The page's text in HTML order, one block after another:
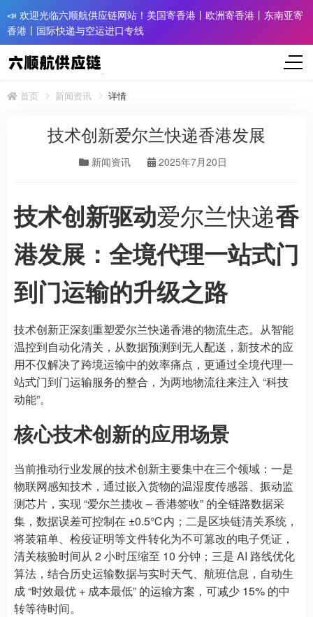
📣 欢迎光临六顺航供应链网站！美国寄香港丨欧洲寄香港丨东南亚寄
香港丨国际快递与空运进口专线
首页 新闻资讯 详情
技术创新爱尔兰快递香港发展
新闻资讯 2025年7月20日
技术创新驱动爱尔兰快递香
港发展：全境代理一站式门
到门运输的升级之路
技术创新正深刻重塑爱尔兰快递香港的物流生态。从智能
温控到自动化清关，从数据预测到无人配送，新技术的应
用不仅解决了跨境运输中的效率痛点，更通过全境代理一
站式门到门运输服务的整合，为两地物流往来注入 “科技
动能”。
核心技术创新的应用场景
当前推动行业发展的技术创新主要集中在三个领域：一是
物联网感知技术，通过嵌入货物的温湿度传感器、振动监
测芯片，实现 “爱尔兰揽收 – 香港签收” 的全链路数据采
集，数据误差可控制在 ±0.5℃内；二是区块链清关系统，
将装箱单、检疫证明等文件转化为不可篡改的电子凭证，
清关核验时间从 2 小时压缩至 10 分钟；三是 AI 路线优化
算法，结合历史运输数据与实时天气、航班信息，自动生
成 “时效最优 + 成本最低” 的运输方案，可减少 15% 的中
转等待时间。